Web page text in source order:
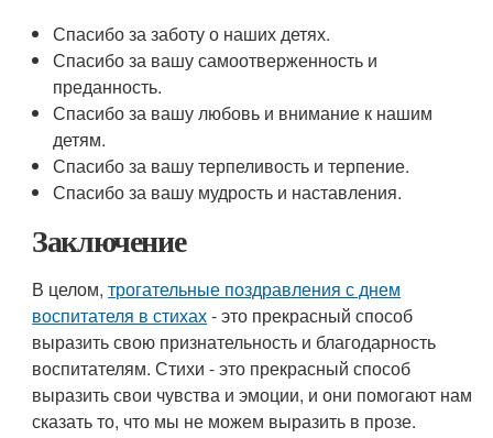
Спасибо за заботу о наших детях.
Спасибо за вашу самоотверженность и
преданность.
Спасибо за вашу любовь и внимание к нашим
детям.
Спасибо за вашу терпеливость и терпение.
Спасибо за вашу мудрость и наставления.
Заключение
В целом,трогательные поздравления с днем
воспитателя в стихах- это прекрасный способ
выразить свою признательность и благодарность
воспитателям. Стихи - это прекрасный способ
выразить свои чувства и эмоции, и они помогают нам
сказать то, что мы не можем выразить в прозе.